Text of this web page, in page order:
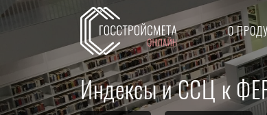
О
Индексы и ССЦ к